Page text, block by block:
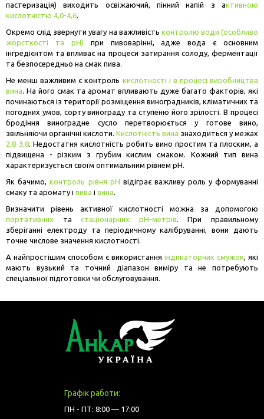
пастеризація) виходить освіжаючий, пінний напій з активною
кислотністю 4,0-4,6.
Окремо слід звернути увагу на важливість контролю води (особливо
жорсткості та рН) при пивоварінні, адже вода є основним
інгредієнтом та впливає на процеси затирання солоду, ферментації
та безпосередньо на смак пива.
Не менш важливим є контроль кислотності і в процесі виробництва
вина. На його смак та аромат впливають дуже багато факторів, які
починаються із території розміщення виноградників, кліматичних та
погодних умов, сорту винограду та ступеню його зрілості. В процесі
бродіння виноградне сусло перетворюється у готове вино,
звільняючи органічні кислоти. Кислотність вина знаходиться у межах
2,8-3,8. Недостатня кислотність робить вино простим та плоским, а
підвищена - різким з грубим кислим смаком. Кожний тип вина
характеризується своїм оптимальним рівнем рН.
Як бачимо,контроль рівня рН відіграє важливу роль у формуванні
смаку та аромату і пива і вина.
Визначити рівень активної кислотності можна за допомогою
портативних тастаціонарних рН-метрів. При правильному
зберіганні електроду та періодичному калібруванні, вони дають
точне числове значення кислотності.
А найпростішим способом є використання індикаторних смужок, які
мають вузький та точний діапазон виміру та не потребують
спеціальної підготовки чи обслуговування.
Графік работи:
ПН - ПТ: 8:00 — 17:00